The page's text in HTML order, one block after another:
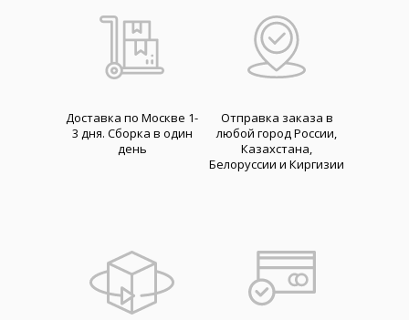
Доставка по Москве 1-
3 дня. Cборка в один
день
Отправка заказа в
любой город России,
Казахстана,
Белоруссии и Киргизии